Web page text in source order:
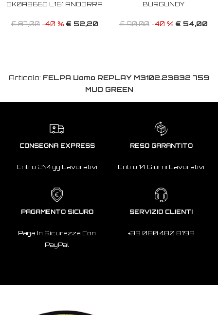
DK0A866D L161 ANDORRA
€ 87,00 -40 % € 52,20
BURGUNDY
€ 90,00 -40 % € 54,00
Articolo: FELPA Uomo REPLAY M3102.23832 759
MUD GREEN
CONSEGNA EXPRESS
Entro 2\4 gg Lavorativi
RESO GARANTITO
Entro 14 Giorni Lavorativi
PAGAMENTO SICURO
Paga In Sicurezza Con
PayPal
SERVIZIO CLIENTI
+39 080 480 8199